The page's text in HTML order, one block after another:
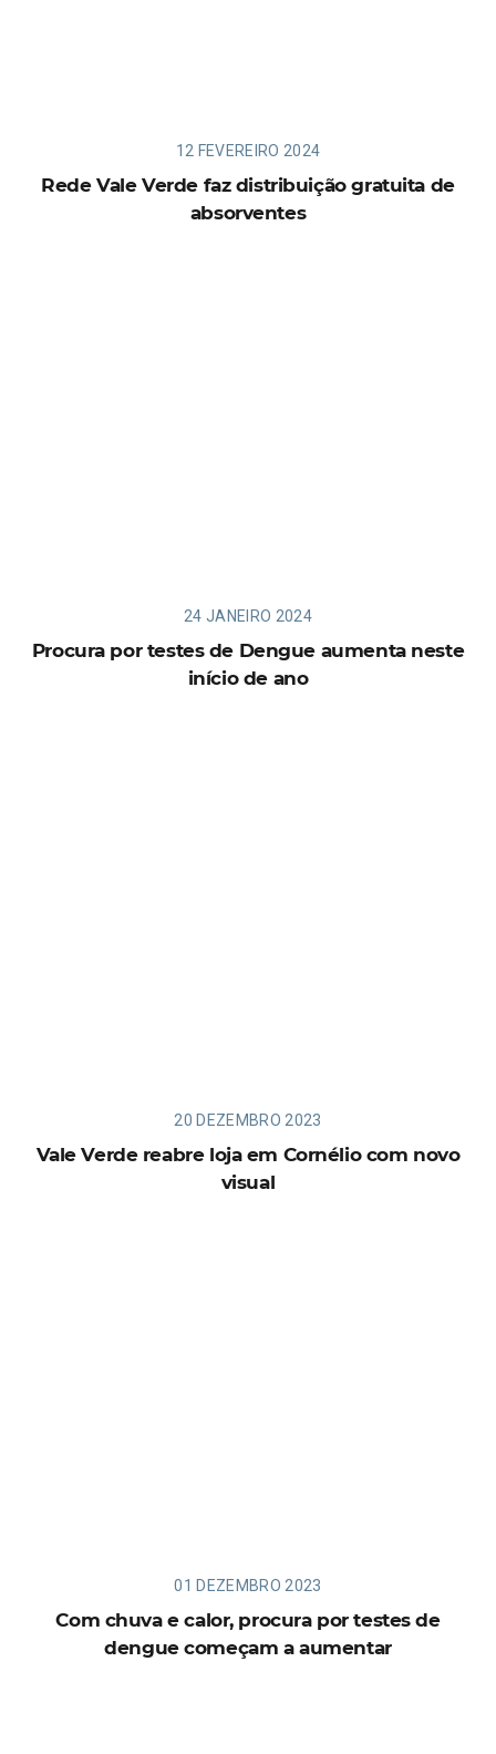
12 FEVEREIRO 2024
Rede Vale Verde faz distribuição gratuita de
absorventes
24 JANEIRO 2024
Procura por testes de Dengue aumenta neste
início de ano
20 DEZEMBRO 2023
Vale Verde reabre loja em Cornélio com novo
visual
01 DEZEMBRO 2023
Com chuva e calor, procura por testes de
dengue começam a aumentar